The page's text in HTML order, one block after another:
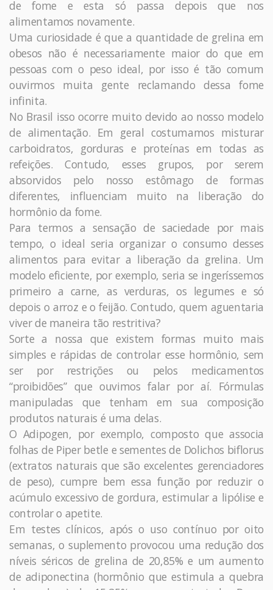
de fome e esta só passa depois que nos
alimentamos novamente.
Uma curiosidade é que a quantidade de grelina em
obesos não é necessariamente maior do que em
pessoas com o peso ideal, por isso é tão comum
ouvirmos muita gente reclamando dessa fome
infinita.
No Brasil isso ocorre muito devido ao nosso modelo
de alimentação. Em geral costumamos misturar
carboidratos, gorduras e proteínas em todas as
refeições. Contudo, esses grupos, por serem
absorvidos pelo nosso estômago de formas
diferentes, influenciam muito na liberação do
hormônio da fome.
Para termos a sensação de saciedade por mais
tempo, o ideal seria organizar o consumo desses
alimentos para evitar a liberação da grelina. Um
modelo eficiente, por exemplo, seria se ingeríssemos
primeiro a carne, as verduras, os legumes e só
depois o arroz e o feijão. Contudo, quem aguentaria
viver de maneira tão restritiva?
Sorte a nossa que existem formas muito mais
simples e rápidas de controlar esse hormônio, sem
ser por restrições ou pelos medicamentos
“proibidões” que ouvimos falar por aí. Fórmulas
manipuladas que tenham em sua composição
produtos naturais é uma delas.
O Adipogen, por exemplo, composto que associa
folhas de Piper betle e sementes de Dolichos biflorus
(extratos naturais que são excelentes gerenciadores
de peso), cumpre bem essa função por reduzir o
acúmulo excessivo de gordura, estimular a lipólise e
controlar o apetite.
Em testes clínicos, após o uso contínuo por oito
semanas, o suplemento provocou uma redução dos
níveis séricos de grelina de 20,85% e um aumento
de adiponectina (hormônio que estimula a quebra